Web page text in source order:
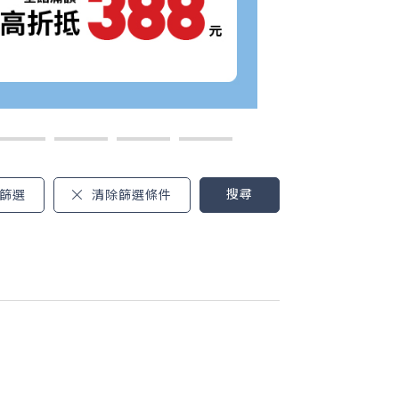
選 清除篩選條件 搜尋